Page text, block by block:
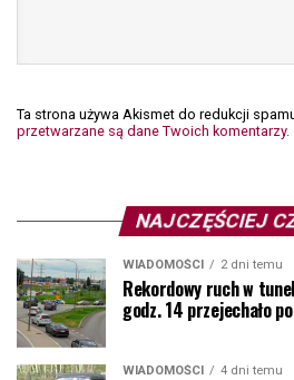
Ta strona używa Akismet do redukcji
przetwarzane są dane Twoich komentarzy.
NAJCZĘŚCIEJ
WIADOMOŚCI 2 dni temu
Rekordowy ruch w
godz. 14 przejechało
WIADOMOŚCI 4 dni temu